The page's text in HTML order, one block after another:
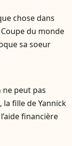
chose dans
du monde
sa soeur
ne peut pas
la fille de Yannick
financière